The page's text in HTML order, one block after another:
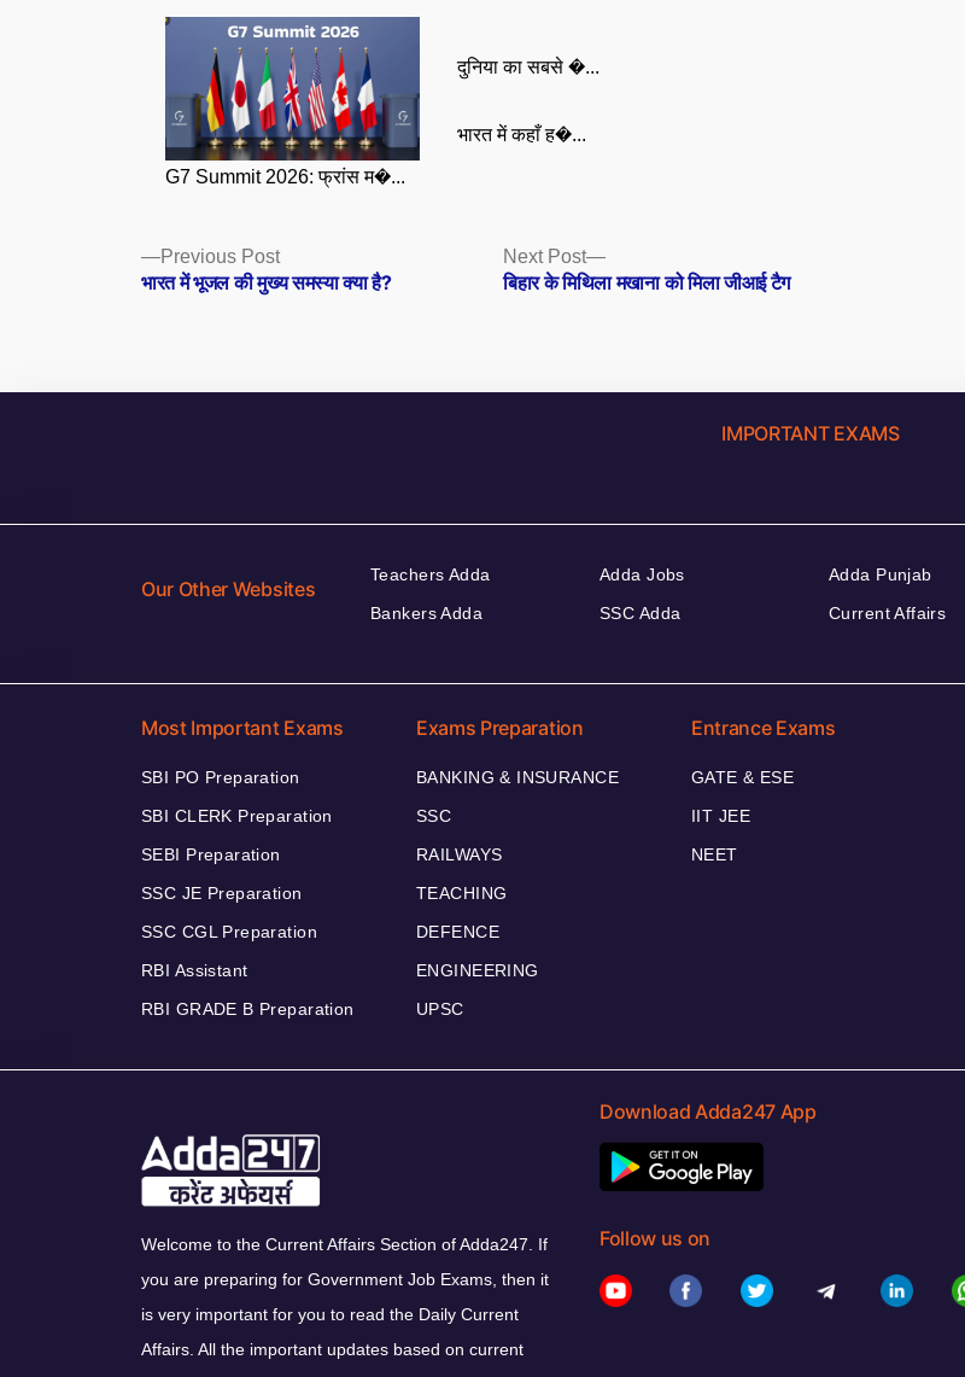
G7 Summit 2026: फ्रांस म�...
दुनिया का सबसे �...
भारत में कहाँ ह�...
Posts
navigation
Previous PostPrevious
post:
भारत में भूजल की मुख्य समस्या क्या है?
Next Post
Next
post:
बिहार के मिथिला मखाना को मिला जीआई टैग
IMPORTANT EXAMS
Our Other Websites
Teachers Adda
Bankers Adda
Adda Jobs
SSC Adda
Adda Punjab
Current Affairs
Most Important Exams
SBI PO Preparation
SBI CLERK Preparation
SEBI Preparation
SSC JE Preparation
SSC CGL Preparation
RBI Assistant
RBI GRADE B Preparation
Exams Preparation
BANKING & INSURANCE
SSC
RAILWAYS
TEACHING
DEFENCE
ENGINEERING
UPSC
Entrance Exams
GATE & ESE
IIT JEE
NEET
Welcome to the Current Affairs Section of Adda247. If
you are preparing for Government Job Exams, then it
is very important for you to read the Daily Current
Affairs. All the important updates based on current
Download Adda247 App
Follow us on